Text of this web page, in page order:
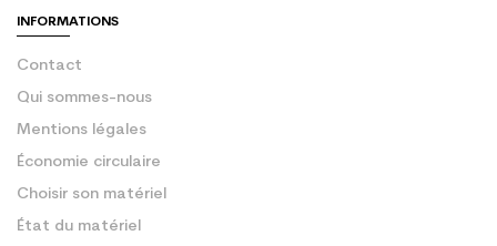
INFORMATIONS
Contact
Qui sommes-nous
Mentions légales
Économie circulaire
Choisir son matériel
État du matériel